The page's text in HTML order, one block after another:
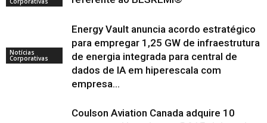
Notícias
Corporativas
Energy Vault anuncia acordo estratégico
para empregar 1,25 GW de infraestrutura
de energia integrada para central de
dados de IA em hiperescala com
empresa...
Coulson Aviation Canada adquire 10